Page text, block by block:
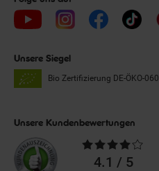
Unsere Siegel
Bio Zertifizierung DE-ÖKO-060
Unsere Kundenbewertungen
Durchschnittliche
Bewertungen4.1 / 5